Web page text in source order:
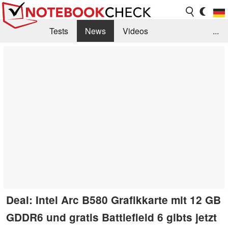
Tests News
Videos
...
Deal: Intel Arc B580 Grafikkarte mit 12 GB
GDDR6 und gratis Battlefield 6 gibts jetzt